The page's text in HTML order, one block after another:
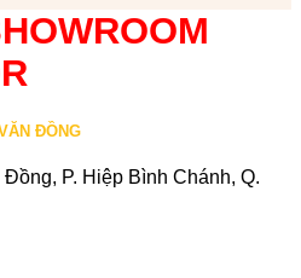
ĐỒNG
P. Hiệp Bình Chánh, Q.